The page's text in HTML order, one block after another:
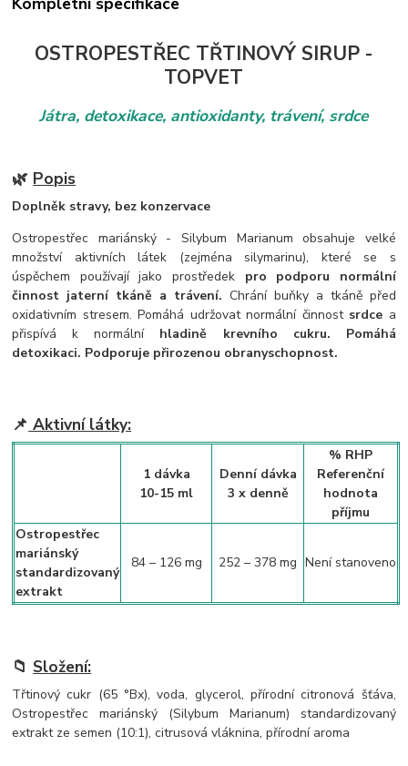
OSTROPESTŘEC TŘTINOVÝSIRUP -
TOPVET
Játra, detoxikace, antioxidanty, trávení, srdce
🌿 Popis
Doplněk stravy, bez konzervace
Ostropestřec mariánský - Silybum Marianum obsahuje velké
množství aktivních látek (zejména silymarinu), které se s
úspěchem používají jako prostředek pro podporu normální
činnost jaterní tkáně a trávení. Chrání buňky a tkáně před
oxidativním stresem. Pomáhá udržovat normální činnost srdce a
přispívá k normální hladině krevního cukru. Pomáhá
detoxikaci. Podporuje přirozenou obranyschopnost.
📌 Aktivní látky:
1 dávka
10-15 ml
Denní dávka
3 x denně
% RHP
Referenční
hodnota
příjmu
Ostropestřec
mariánský
standardizovaný
extrakt
84 – 126 mg 252 – 378 mg Není stanoveno
📁 Složení:
Třtinový cukr (65 °Bx), voda, glycerol, přírodní citronová šťáva,
Ostropestřec mariánský (Silybum Marianum) standardizovaný
extrakt ze semen (10:1), citrusová vláknina, přírodní aroma